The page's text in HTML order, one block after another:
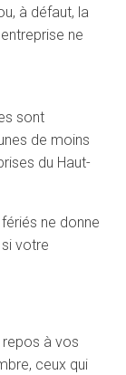
à défaut, la
ne
sont
de moins
du Haut-
ne donne
votre
repos à vos
ceux qui